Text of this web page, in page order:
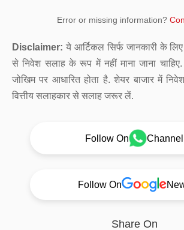
Error or missing information?
Disclaimer: ये आर्टिकल सिर्फ जानकारी के
से निवेश सलाह के रूप में नहीं माना जाना
जोखिम पर आधारित होता है. शेयर बाजार में
वित्तीय सलाहकार से सलाह जरूर लें.
Follow On Channel
Follow On
Share On